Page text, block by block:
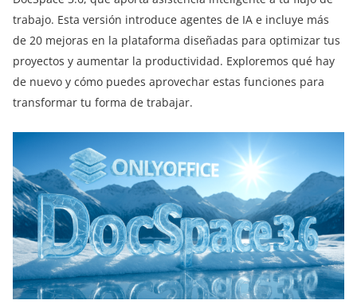
trabajo. Esta versión introduce agentes de IA e incluye más
de 20 mejoras en la plataforma diseñadas para optimizar tus
proyectos y aumentar la productividad. Exploremos qué hay
de nuevo y cómo puedes aprovechar estas funciones para
transformar tu forma de trabajar.